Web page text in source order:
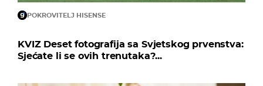
POKROVITELJ HISENSE
KVIZ Deset fotografija sa Svjetskog prvenstva:
Sjećate li se ovih trenutaka?...